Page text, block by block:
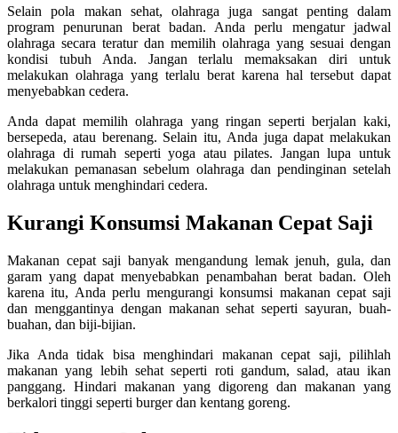
Selain pola makan sehat, olahraga juga sangat penting dalam
program penurunan berat badan. Anda perlu mengatur jadwal
olahraga secara teratur dan memilih olahraga yang sesuai dengan
kondisi tubuh Anda. Jangan terlalu memaksakan diri untuk
melakukan olahraga yang terlalu berat karena hal tersebut dapat
menyebabkan cedera.
Anda dapat memilih olahraga yang ringan seperti berjalan kaki,
bersepeda, atau berenang. Selain itu, Anda juga dapat melakukan
olahraga di rumah seperti yoga atau pilates. Jangan lupa untuk
melakukan pemanasan sebelum olahraga dan pendinginan setelah
olahraga untuk menghindari cedera.
Kurangi Konsumsi Makanan Cepat Saji
Makanan cepat saji banyak mengandung lemak jenuh, gula, dan
garam yang dapat menyebabkan penambahan berat badan. Oleh
karena itu, Anda perlu mengurangi konsumsi makanan cepat saji
dan menggantinya dengan makanan sehat seperti sayuran, buah-
buahan, dan biji-bijian.
Jika Anda tidak bisa menghindari makanan cepat saji, pilihlah
makanan yang lebih sehat seperti roti gandum, salad, atau ikan
panggang. Hindari makanan yang digoreng dan makanan yang
berkalori tinggi seperti burger dan kentang goreng.